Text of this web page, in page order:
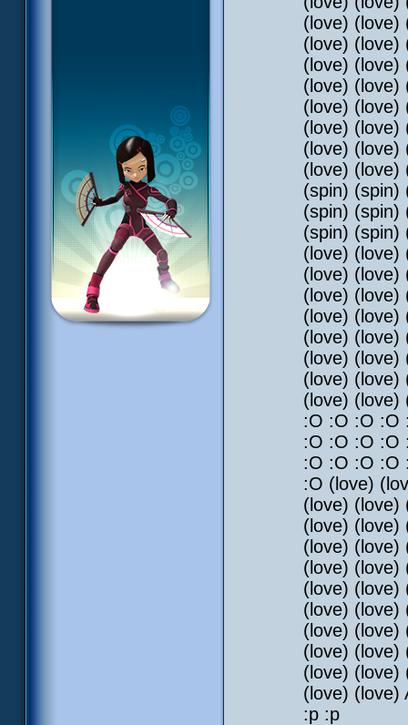
(love) (love)
(love) (love)
(love) (love)
(love) (love)
(love) (love)
(love) (love)
(love) (love)
(love) (love)
(spin) (spin)
(spin) (spin)
(spin) (spin)
(love) (love)
(love) (love)
(love) (love)
(love) (love)
(love) (love)
(love) (love)
(love) (love)
(love) (love)
:O :O :O :O
:O :O :O :O
:O :O :O :O
:O (love)
(love) (love)
(love) (love)
(love) (love)
(love) (love)
(love) (love)
(love) (love)
(love) (love)
(love) (love)
(love) (love)
(love) (love)
:p :p